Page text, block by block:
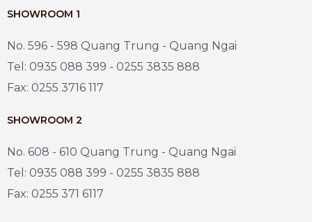
SHOWROOM 1
No. 596 - 598 Quang Trung - Quang Ngai
Tel: 0935 088 399 - 0255 3835 888
Fax: 0255 3716 117
SHOWROOM 2
No. 608 - 610 Quang Trung - Quang Ngai
Tel: 0935 088 399 - 0255 3835 888
Fax: 0255 371 6117